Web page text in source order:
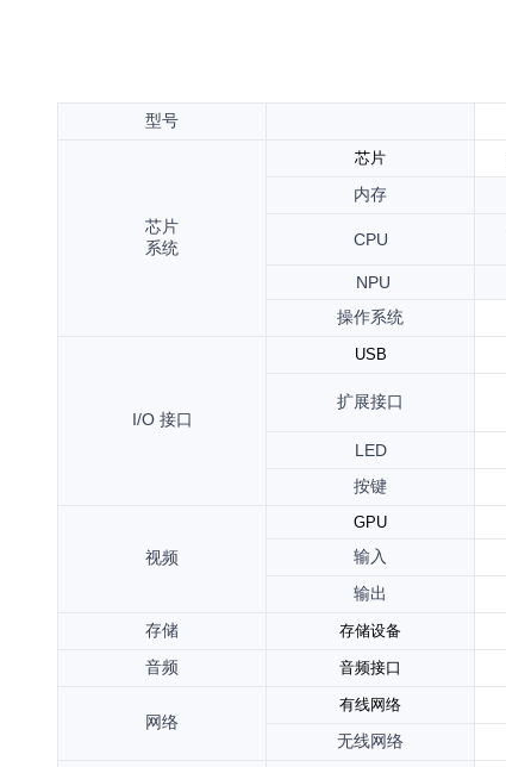
型号
芯片
系统
芯片
内存
CPU
NPU
操作系统
I/O 接口
USB
扩展接口
LED
按键
视频
GPU
输入
输出
存储 存储设备
音频 音频接口
网络
有线网络
无线网络